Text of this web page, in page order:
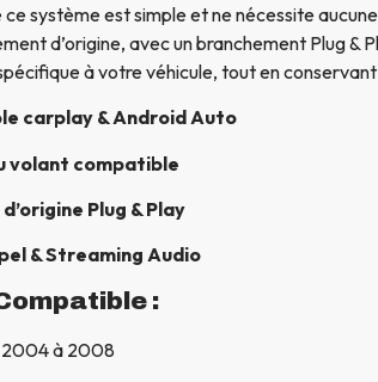
ce système est simple et ne nécessite
d’origine, avec un branchement Plug &
à votre véhicule, tout en
carplay & Android Auto
volant compatible
Plug & Play
& Streaming Audio
:
2004 à 2008